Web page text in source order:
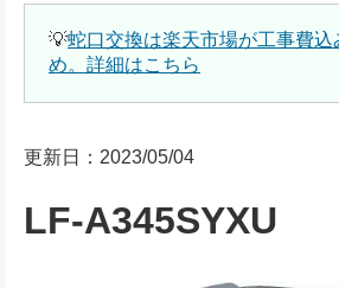
💡蛇口交換は楽天市場が工事費込
め。詳細はこちら
更新日：2023/05/04
LF-A345SYXU